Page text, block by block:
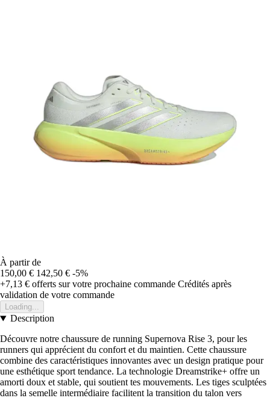
À partir de
150,00 € 142,50 € -5%
+7,13 € offerts sur votre prochaine commande Crédités après
validation de votre commande
Loading...
Description
Découvre notre chaussure de running Supernova Rise 3, pour les
runners qui apprécient du confort et du maintien. Cette chaussure
combine des caractéristiques innovantes avec un design pratique pour
une esthétique sport tendance. La technologie Dreamstrike+ offre un
amorti doux et stable, qui soutient tes mouvements. Les tiges sculptées
dans la semelle intermédiaire facilitent la transition du talon vers